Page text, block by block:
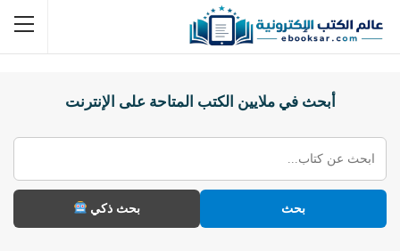
أبحث في ملايين الكتب المتاحة على الإنترنت
بحث بحث ذكي